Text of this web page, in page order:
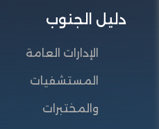
دليل الجنوب
الإدارات العامة
المستشفيات
والمختبرات